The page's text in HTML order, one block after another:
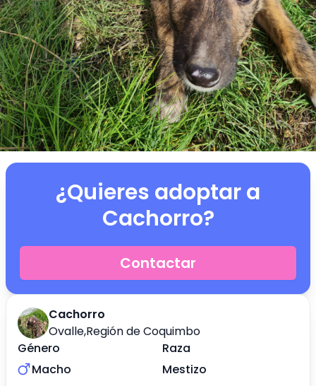
Cachorro
Ovalle,Región de Coquimbo
Género
Macho
Raza
Mestizo
¿Quieres adoptar a
Cachorro?
Contactar